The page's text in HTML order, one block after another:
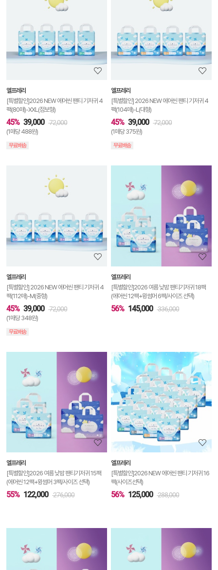
정
보
기
엘프레리
[특별할인]2026 NEW 에어씬 팬티 기저귀 4
팩(80매)-XXL(점보형)
45% 39,000 72,000
(1매당 488원)
무료배송
엘프레리
[특별할인] 2026 NEW 에어씬 팬티 기저귀 4
팩(104매)-L(대형)
45% 39,000 72,000
(1매당 375원)
무료배송
정
보
보
기
엘프레리
[특별할인] 2026 NEW 에어씬 팬티 기저귀 4
팩(112매)-M(중형)
45% 39,000 72,000
(1매당 348원)
무료배송
엘프레리
[특별할인]2026 여름 낮밤 팬티기저귀 18팩
(에어씬 12팩+윙썸머 6팩/사이즈 선택)
56% 145,000 336,000
상
품
상
세
보
기
엘프레리
[특별할인]2026 여름 낮밤 팬티기저귀 15팩
(에어씬 12팩+윙썸머 3팩/사이즈 선택)
55% 122,000 276,000
엘프레리
[특별할인]2026 NEW 에어씬 팬티 기저귀 16
팩(사이즈선택)
56% 125,000 288,000